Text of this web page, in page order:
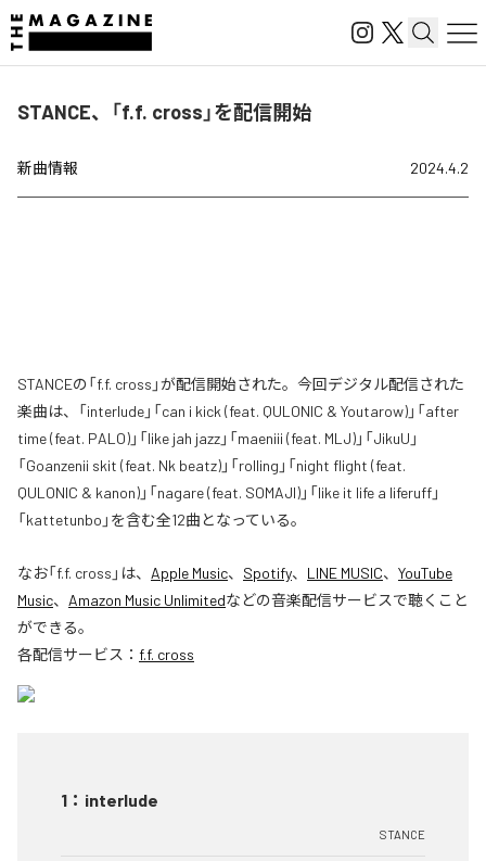
STANCE、「f.f. cross」を配信開始
新曲情報 2024.4.2
STANCEの「f.f. cross」が配信開始された。今回デジタル配信された
楽曲は、「interlude」「can i kick (feat. QULONIC & Youtarow)」「after
time (feat. PALO)」「like jah jazz」「maeniii (feat. MLJ)」「JikuU」
「Goanzenii skit (feat. Nk beatz)」「rolling」「night flight (feat.
QULONIC & kanon)」「nagare (feat. SOMAJI)」「like it life a liferuff」
「kattetunbo」を含む全12曲となっている。
なお「f.f. cross 」は、 Apple Music、 Spotify、 LINE MUSIC、 YouTube
Music、 Amazon Music Unlimitedなどの音楽配信サービスで聴くこと
ができる。
各配信サービス： f.f. cross
1 ： interlude
STANCE